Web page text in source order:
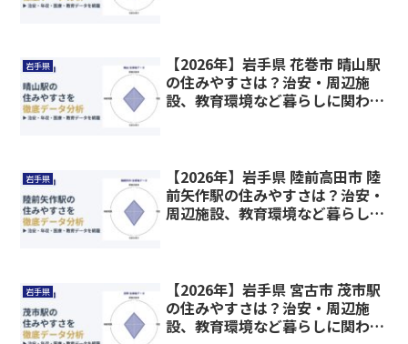
岩手県
【2026年】岩手県 花巻市 晴山駅
の住みやすさは？治安・周辺施
設、教育環境など暮らしに関わる
岩手県
【2026年】岩手県 陸前高田市 陸
前矢作駅の住みやすさは？治安・
周辺施設、教育環境など暮らしに
岩手県
【2026年】岩手県 宮古市 茂市駅
の住みやすさは？治安・周辺施
設、教育環境など暮らしに関わる